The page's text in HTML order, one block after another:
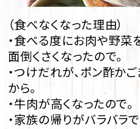
（食べなくなった理由）
・食べる度にお肉や野菜
面倒くさくなったので。
・つけだれが、ポン酢か
から。
・牛肉が高くなったので。
・家族の帰りがバラバラ